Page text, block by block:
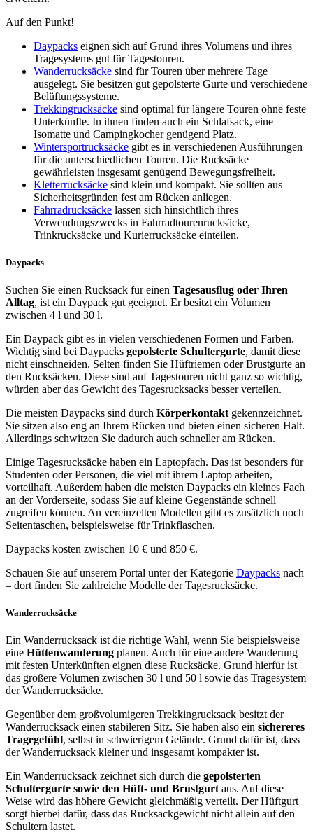
Auf den Punkt!
Daypacks eignen sich auf Grund ihres Volumens und ihres
Tragesystems gut für Tagestouren.
Wanderrucksäcke sind für Touren über mehrere Tage
ausgelegt. Sie besitzen gut gepolsterte Gurte und verschiedene
Belüftungssysteme.
Trekkingrucksäcke sind optimal für längere Touren ohne feste
Unterkünfte. In ihnen finden auch ein Schlafsack, eine
Isomatte und Campingkocher genügend Platz.
Wintersportrucksäcke gibt es in verschiedenen Ausführungen
für die unterschiedlichen Touren. Die Rucksäcke
gewährleisten insgesamt genügend Bewegungsfreiheit.
Kletterrucksäcke sind klein und kompakt. Sie sollten aus
Sicherheitsgründen fest am Rücken anliegen.
Fahrradrucksäcke lassen sich hinsichtlich ihres
Verwendungszwecks in Fahrradtourenrucksäcke,
Trinkrucksäcke und Kurierrucksäcke einteilen.
Daypacks
Suchen Sie einen Rucksack für einen Tagesausflug oder Ihren
Alltag, ist ein Daypack gut geeignet. Er besitzt ein Volumen
zwischen 4 l und 30 l.
Ein Daypack gibt es in vielen verschiedenen Formen und Farben.
Wichtig sind bei Daypacks gepolsterte Schultergurte, damit diese
nicht einschneiden. Selten finden Sie Hüftriemen oder Brustgurte an
den Rucksäcken. Diese sind auf Tagestouren nicht ganz so wichtig,
würden aber das Gewicht des Tagesrucksacks besser verteilen.
Die meisten Daypacks sind durch Körperkontakt gekennzeichnet.
Sie sitzen also eng an Ihrem Rücken und bieten einen sicheren Halt.
Allerdings schwitzen Sie dadurch auch schneller am Rücken.
Einige Tagesrucksäcke haben ein Laptopfach. Das ist besonders für
Studenten oder Personen, die viel mit ihrem Laptop arbeiten,
vorteilhaft. Außerdem haben die meisten Daypacks ein kleines Fach
an der Vorderseite, sodass Sie auf kleine Gegenstände schnell
zugreifen können. An vereinzelten Modellen gibt es zusätzlich noch
Seitentaschen, beispielsweise für Trinkflaschen.
Daypacks kosten zwischen 10 € und 850 €.
Schauen Sie auf unserem Portal unter der Kategorie Daypacks nach
– dort finden Sie zahlreiche Modelle der Tagesrucksäcke.
Wanderrucksäcke
Ein Wanderrucksack ist die richtige Wahl, wenn Sie beispielsweise
eine Hüttenwanderung planen. Auch für eine andere Wanderung
mit festen Unterkünften eignen diese Rucksäcke. Grund hierfür ist
das größere Volumen zwischen 30 l und 50 l sowie das Tragesystem
der Wanderrucksäcke.
Gegenüber dem großvolumigeren Trekkingrucksack besitzt der
Wanderrucksack einen stabileren Sitz. Sie haben also ein sichereres
Tragegefühl, selbst in schwierigem Gelände. Grund dafür ist, dass
der Wanderrucksack kleiner und insgesamt kompakter ist.
Ein Wanderrucksack zeichnet sich durch die gepolsterten
Schultergurte sowie den Hüft- und Brustgurt aus. Auf diese
Weise wird das höhere Gewicht gleichmäßig verteilt. Der Hüftgurt
sorgt hierbei dafür, dass das Rucksackgewicht nicht allein auf den
Schultern lastet.